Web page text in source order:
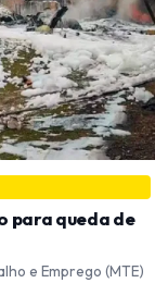
para queda de
e Emprego (MTE)